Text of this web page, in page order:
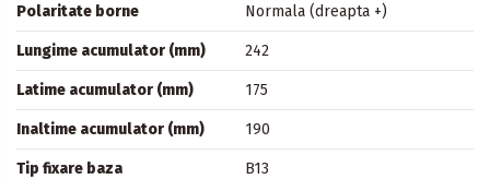
Polaritate borne Normala (dreapta +)
Lungime acumulator (mm) 242
Latime acumulator (mm) 175
Inaltime acumulator (mm) 190
Tip fixare baza B13